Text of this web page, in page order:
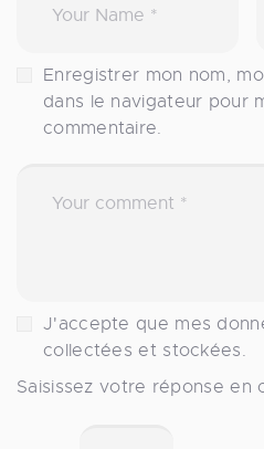
Enregistrer mon nom,
dans le navigateur pour
commentaire.
J'accepte que mes
collectées et stockées.
Saisissez votre réponse en